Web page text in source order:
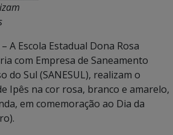
– A Escola Estadual Dona Rosa
com Empresa de Saneamento
do Sul (SANESUL), realizam o
Ipês na cor rosa, branco e amarelo,
em comemoração ao Dia da